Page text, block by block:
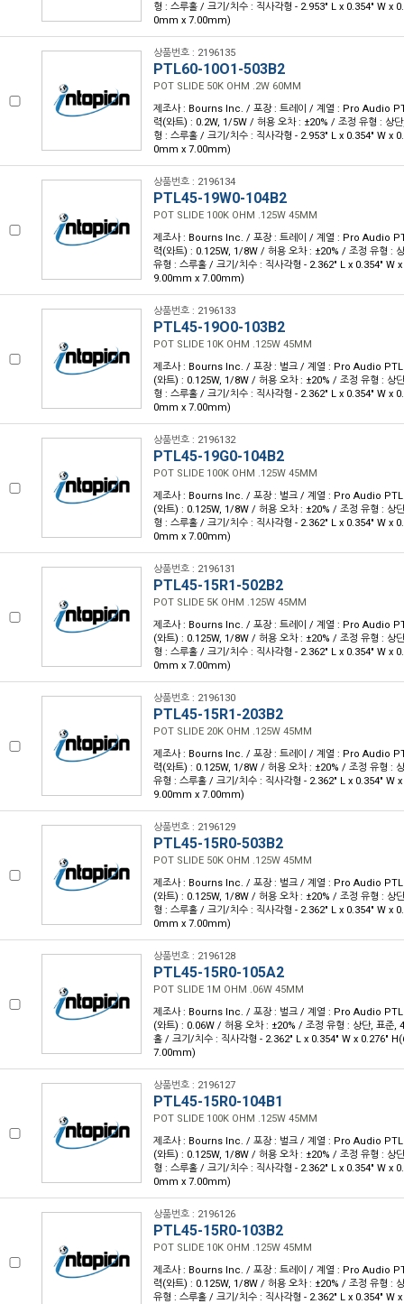
형 : 스루홀 / 크기/치수 : 직사각형 - 2.953" L x 0.354" W x
0mm x 7.00mm)
상품번호 : 2196135
PTL60-10O1-503B2
POT SLIDE 50K OHM .2W 60MM
제조사 : Bourns Inc. / 포장 : 트레이 / 계열 : Pro Audio
력(와트) : 0.2W, 1/5W / 허용 오차 : ±20% / 조정 유형 : 상
형 : 스루홀 / 크기/치수 : 직사각형 - 2.953" L x 0.354" W x
0mm x 7.00mm)
상품번호 : 2196134
PTL45-19W0-104B2
POT SLIDE 100K OHM .125W 45MM
제조사 : Bourns Inc. / 포장 : 트레이 / 계열 : Pro Audio
력(와트) : 0.125W, 1/8W / 허용 오차 : ±20% / 조정 유형 :
유형 : 스루홀 / 크기/치수 : 직사각형 - 2.362" L x 0.354" W
9.00mm x 7.00mm)
상품번호 : 2196133
PTL45-19O0-103B2
POT SLIDE 10K OHM .125W 45MM
제조사 : Bourns Inc. / 포장 : 벌크 / 계열 : Pro Audio
(와트) : 0.125W, 1/8W / 허용 오차 : ±20% / 조정 유형 : 상
형 : 스루홀 / 크기/치수 : 직사각형 - 2.362" L x 0.354" W x
0mm x 7.00mm)
상품번호 : 2196132
PTL45-19G0-104B2
POT SLIDE 100K OHM .125W 45MM
제조사 : Bourns Inc. / 포장 : 벌크 / 계열 : Pro Audio
(와트) : 0.125W, 1/8W / 허용 오차 : ±20% / 조정 유형 : 상
형 : 스루홀 / 크기/치수 : 직사각형 - 2.362" L x 0.354" W x
0mm x 7.00mm)
상품번호 : 2196131
PTL45-15R1-502B2
POT SLIDE 5K OHM .125W 45MM
제조사 : Bourns Inc. / 포장 : 트레이 / 계열 : Pro Audio
(와트) : 0.125W, 1/8W / 허용 오차 : ±20% / 조정 유형 : 상
형 : 스루홀 / 크기/치수 : 직사각형 - 2.362" L x 0.354" W x
0mm x 7.00mm)
상품번호 : 2196130
PTL45-15R1-203B2
POT SLIDE 20K OHM .125W 45MM
제조사 : Bourns Inc. / 포장 : 트레이 / 계열 : Pro Audio
력(와트) : 0.125W, 1/8W / 허용 오차 : ±20% / 조정 유형 :
유형 : 스루홀 / 크기/치수 : 직사각형 - 2.362" L x 0.354" W
9.00mm x 7.00mm)
상품번호 : 2196129
PTL45-15R0-503B2
POT SLIDE 50K OHM .125W 45MM
제조사 : Bourns Inc. / 포장 : 벌크 / 계열 : Pro Audio
(와트) : 0.125W, 1/8W / 허용 오차 : ±20% / 조정 유형 : 상
형 : 스루홀 / 크기/치수 : 직사각형 - 2.362" L x 0.354" W x
0mm x 7.00mm)
상품번호 : 2196128
PTL45-15R0-105A2
POT SLIDE 1M OHM .06W 45MM
제조사 : Bourns Inc. / 포장 : 벌크 / 계열 : Pro Audio
(와트) : 0.06W / 허용 오차 : ±20% / 조정 유형 : 상단, 표준,
홀 / 크기/치수 : 직사각형 - 2.362" L x 0.354" W x 0.276"
7.00mm)
상품번호 : 2196127
PTL45-15R0-104B1
POT SLIDE 100K OHM .125W 45MM
제조사 : Bourns Inc. / 포장 : 벌크 / 계열 : Pro Audio
(와트) : 0.125W, 1/8W / 허용 오차 : ±20% / 조정 유형 : 상
형 : 스루홀 / 크기/치수 : 직사각형 - 2.362" L x 0.354" W x
0mm x 7.00mm)
상품번호 : 2196126
PTL45-15R0-103B2
POT SLIDE 10K OHM .125W 45MM
제조사 : Bourns Inc. / 포장 : 트레이 / 계열 : Pro Audio
력(와트) : 0.125W, 1/8W / 허용 오차 : ±20% / 조정 유형 :
유형 : 스루홀 / 크기/치수 : 직사각형 - 2.362" L x 0.354" W